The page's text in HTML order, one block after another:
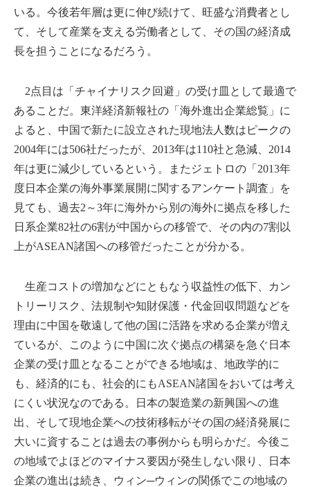
いる。今後若年層は更に伸び続けて、旺盛な消費者とし
て、そして産業を支える労働者として、その国の経済成
長を担うことになるだろう。
2点目は「チャイナリスク回避」の受け皿として最適で
あることだ。東洋経済新報社の「海外進出企業総覧」に
よると、中国で新たに設立された現地法人数はピークの
2004年には506社だったが、2013年は110社と急減、2014
年は更に減少しているという。またジェトロの「2013年
度日本企業の海外事業展開に関するアンケート調査」を
見ても、過去2～3年に海外から別の海外に拠点を移した
日系企業82社の6割が中国からの移管で、その内の7割以
上がASEAN諸国への移管だったことが分かる。
生産コストの増加などにともなう収益性の低下、カン
トリーリスク、法規制や知財保護・代金回収問題などを
理由に中国を敬遠して他の国に活路を求める企業が増え
ているが、このように中国に次ぐ拠点の構築を急ぐ日本
企業の受け皿となることができる地域は、地政学的に
も、経済的にも、社会的にもASEAN諸国をおいては考え
にくい状況なのである。日本の製造業の新興国への進
出、そして現地企業への技術移転がその国の経済発展に
大いに資することは過去の事例からも明らかだ。今後こ
の地域でよほどのマイナス要因が発生しない限り、日本
企業の進出は続き、ウィン─ウィンの関係でこの地域の